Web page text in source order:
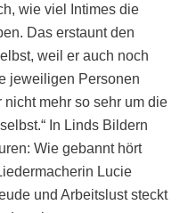
wie viel Intimes die
Das erstaunt den
weil er auch noch
jeweiligen Personen
nicht mehr so sehr um die
In Linds Bildern
Wie gebannt hört
Lucie
und Arbeitslust steckt